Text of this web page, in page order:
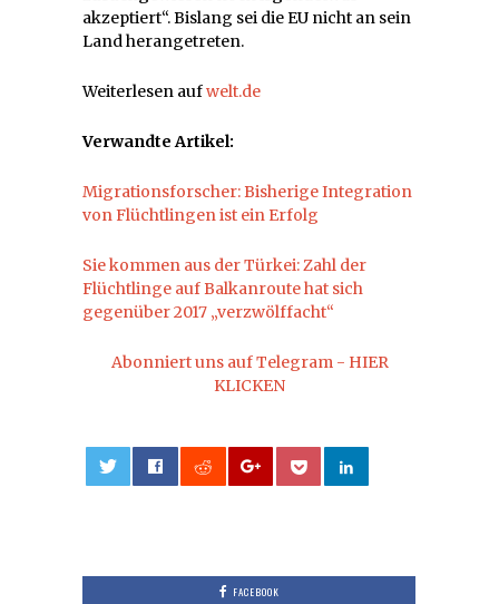
akzeptiert“. Bislang sei die EU nicht an sein
Land herangetreten.
Weiterlesen aufwelt.de
Verwandte Artikel:
Migrationsforscher: Bisherige Integration
von Flüchtlingen ist ein Erfolg
Sie kommen aus der Türkei: Zahl der
Flüchtlinge auf Balkanroute hat sich
gegenüber 2017 „verzwölffacht“
Abonniert uns auf Telegram - HIER
KLICKEN
FACEBOOK